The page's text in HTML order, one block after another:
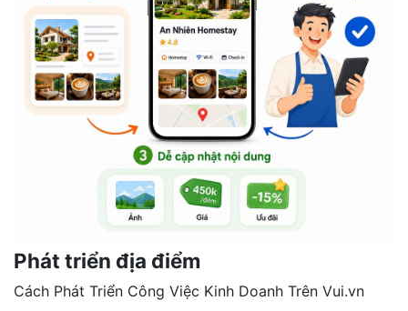
Phát triển địa điểm
Cách Phát Triển Công Việc Kinh Doanh Trên Vui.vn